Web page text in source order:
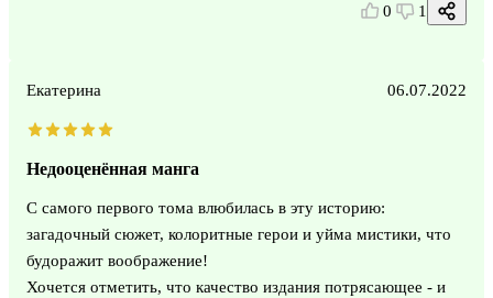
0 1
Екатерина 06.07.2022
Недооценённая манга
С самого первого тома влюбилась в эту историю:
загадочный сюжет, колоритные герои и уйма мистики, что
будоражит воображение!
Хочется отметить, что качество издания потрясающее - и